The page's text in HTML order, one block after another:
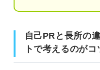
伝え方を押さえ
違い
自己PRと長所の
トで考えるのがコ
がコツ
似て非なるもの！？ 言
を理解しよう